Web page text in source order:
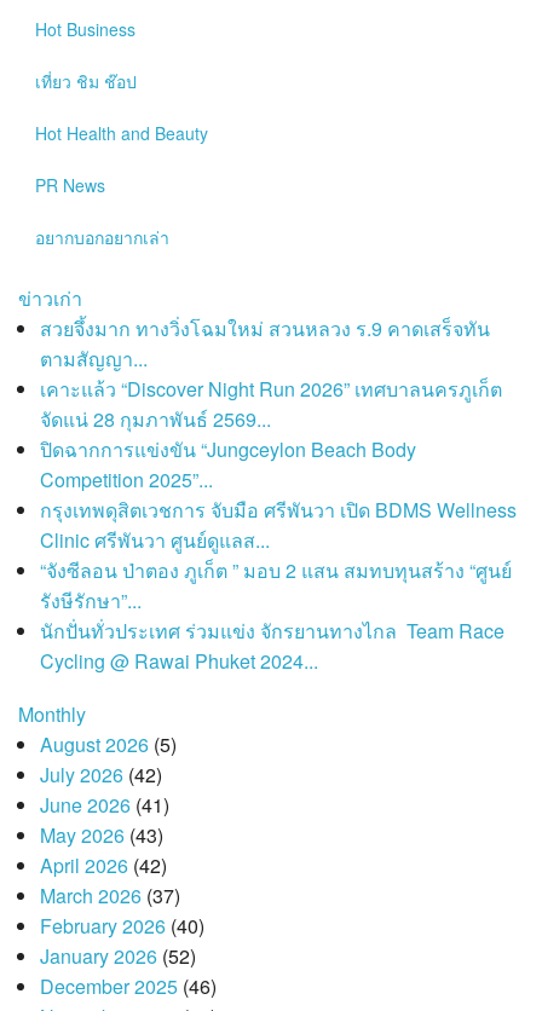
Hot Business
เที่ยว ชิม ช๊อป
Hot Health and Beauty
PR News
อยากบอกอยากเล่า
ข่าวเก่า
สวยจึ้งมาก ทางวิ่งโฉมใหม่ สวนหลวง ร.9 คาดเสร็จทัน
ตามสัญญา...
เคาะแล้ว “Discover Night Run 2026” เทศบาลนครภูเก็ต
จัดแน่ 28 กุมภาพันธ์ 2569...
ปิดฉากการแข่งขัน “Jungceylon Beach Body
Competition 2025”...
กรุงเทพดุสิตเวชการ จับมือ ศรีพันวา เปิด BDMS Wellness
Clinic ศรีพันวา ศูนย์ดูแลส...
“จังซีลอน ป่าตอง ภูเก็ต ” มอบ 2 แสน สมทบทุนสร้าง “ศูนย์
รังษีรักษา”...
นักปั่นทั่วประเทศ ร่วมแข่ง จักรยานทางไกล Team Race
Cycling @ Rawai Phuket 2024...
Monthly
August 2026(5)
July 2026(42)
June 2026(41)
May 2026(43)
April 2026(42)
March 2026(37)
February 2026(40)
January 2026(52)
December 2025(46)